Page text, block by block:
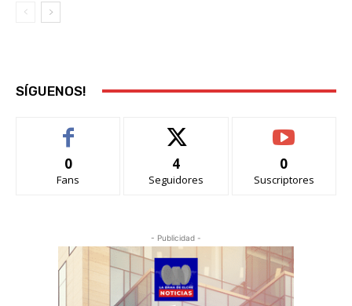
SÍGUENOS!
0
Fans
4
Seguidores
0
Suscriptores
- Publicidad -